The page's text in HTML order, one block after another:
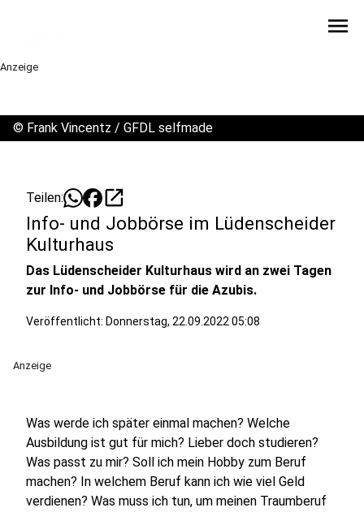
menu
Anzeige
© Frank Vincentz / GFDL selfmade
Teilen: open_in_new
Info- und Jobbörse im Lüdenscheider
Kulturhaus
Das Lüdenscheider Kulturhaus wird an zwei Tagen
zur Info- und Jobbörse für die Azubis.
Veröffentlicht: Donnerstag, 22.09.2022 05:08
Anzeige
Was werde ich später einmal machen? Welche
Ausbildung ist gut für mich? Lieber doch studieren?
Was passt zu mir? Soll ich mein Hobby zum Beruf
machen? In welchem Beruf kann ich wie viel Geld
verdienen? Was muss ich tun, um meinen Traumberuf